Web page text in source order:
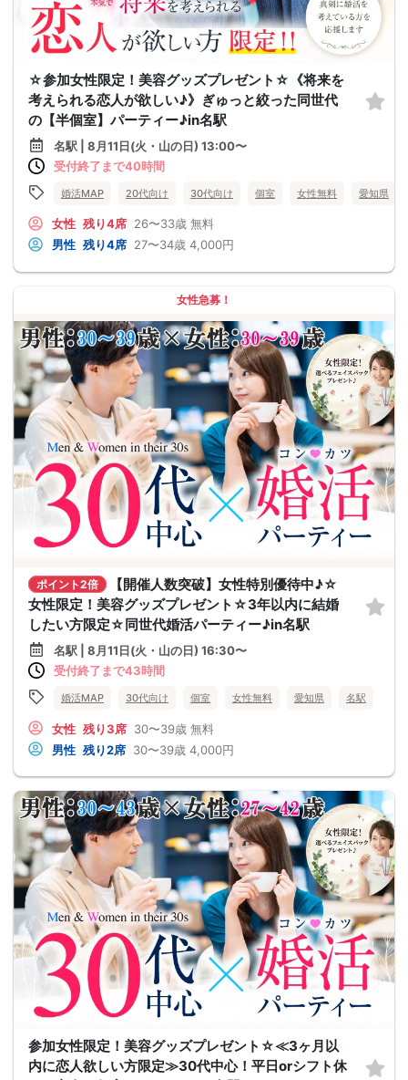
☆参加女性限定！美容グッズプレゼント☆《将来を
考えられる恋人が欲しい♪》ぎゅっと絞った同世代
の【半個室】パーティー♪in名駅
名駅 | 8月11日(火・山の日) 13:00〜
受付終了まで40時間
婚活MAP 20代向け 30代向け 個室 女性無料 愛知県
女性 残り4席 26〜33歳 無料
男性 残り4席 27〜34歳 4,000円
女性急募！
ポイント2倍
【開催人数突破】女性特別優待中♪☆
女性限定！美容グッズプレゼント☆3年以内に結婚
したい方限定☆同世代婚活パーティー♪in名駅
名駅 | 8月11日(火・山の日) 16:30〜
受付終了まで43時間
婚活MAP 30代向け 個室 女性無料 愛知県 名駅
女性 残り3席 30〜39歳 無料
男性 残り2席 30〜39歳 4,000円
参加女性限定！美容グッズプレゼント☆≪3ヶ月以
内に恋人欲しい方限定≫30代中心！平日orシフト休